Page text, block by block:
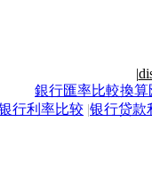
|
銀行匯率比較換算
行利率比较 |银行贷款